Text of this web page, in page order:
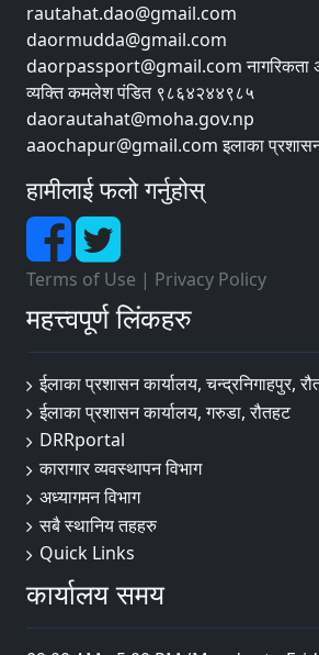
rautahat.dao@gmail.com
daormudda@gmail.com
daorpassport@gmail.com नागरिकता
व्यक्ति कमलेश पंडित ९८६४२४४९८५
daorautahat@moha.gov.np
aaochapur@gmail.com इलाका प्रशासन
हामीलाई फलो गर्नुहोस्
Terms of Use | Privacy Policy
महत्त्वपूर्ण लिंकहरु
ईलाका प्रशासन कार्यालय, चन्द्रनिगाहपुर,
ईलाका प्रशासन कार्यालय, गरुडा, रौतहट
DRRportal
कारागार व्यवस्थापन विभाग
अध्यागमन विभाग
सबै स्थानिय तहहरु
Quick Links
कार्यालय समय